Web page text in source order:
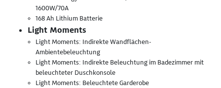
1600W/70A
168 Ah Lithium Batterie
Light Moments
Light Moments: Indirekte Wandflächen-
Ambientebeleuchtung
Light Moments: Indirekte Beleuchtung im Badezimmer mit
beleuchteter Duschkonsole
Light Moments: Beleuchtete Garderobe